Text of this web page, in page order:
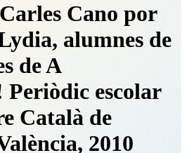
Cano por
alumnes de
de A
escolar
Català de
2010